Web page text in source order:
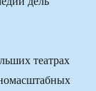
театрах